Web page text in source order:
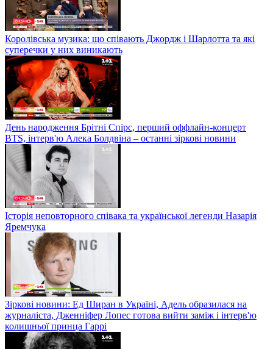
Королівська музика: що співають Джордж і Шарлотта та які
суперечки у них виникають
День народження Брітні Спірс, перший оффлайн-концерт
BTS, інтерв'ю Алека Болдвіна – останні зіркові новини
Історія неповторного співака та української легенди Назарія
Яремчука
Зіркові новини: Ед Ширан в Україні, Адель образилася на
журналіста, Дженніфер Лопес готова вийти заміж і інтерв'ю
колишньої принца Гаррі